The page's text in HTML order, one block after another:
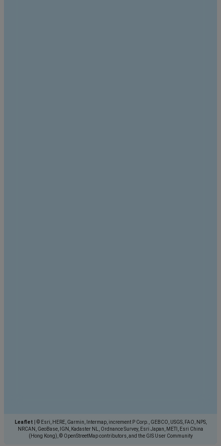
Leaflet
© Esri, HERE, Garmin, Intermap, increment P Corp., GEBCO, USGS, FAO, NPS,
NRCAN, GeoBase, IGN, Kadaster NL, Ordnance Survey, Esri Japan, METI, Esri China
(Hong Kong), © OpenStreetMap contributors, and the GIS User Community